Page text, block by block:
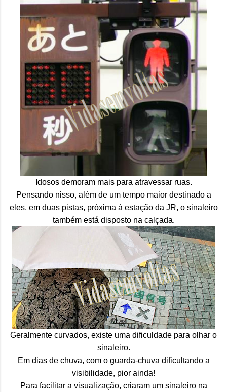
Idosos demoram mais para atravessar ruas.
Pensando nisso, além de um tempo maior destinado a
eles, em duas pistas, próxima à estação da JR, o sinaleiro
também está disposto na calçada.
Geralmente curvados, existe uma dificuldade para olhar o
sinaleiro.
Em dias de chuva, com o guarda-chuva dificultando a
visibilidade, pior ainda!
Para facilitar a visualização, criaram um sinaleiro na